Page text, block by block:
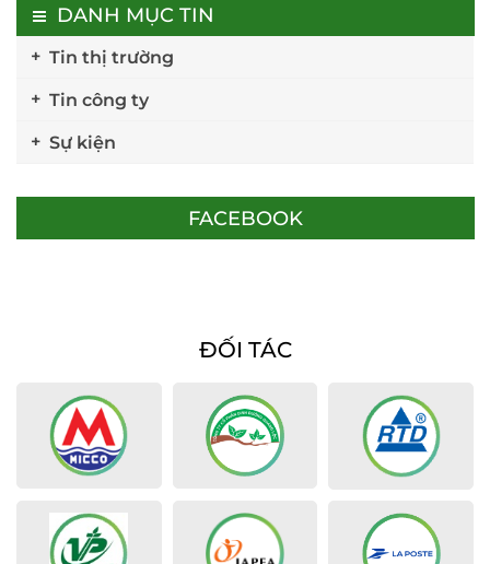
DANH MỤC TIN
Tin thị trường
Tin công ty
Sự kiện
FACEBOOK
ĐỐI TÁC